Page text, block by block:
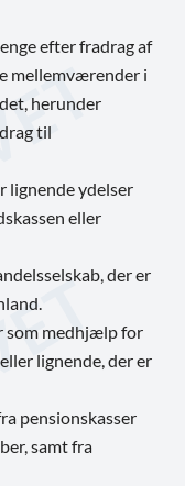
efter fradrag af
mellemværender i
herunder
til
lignende ydelser
eller
der er
som medhjælp for
lignende, der er
pensionskasser
samt fra